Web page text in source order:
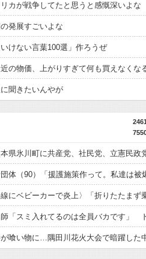
カが戦争してたと思うと感慨深いよな
発展すごいよな
いけない言葉100選」作ろうぜ
聞きたいんやが
2461